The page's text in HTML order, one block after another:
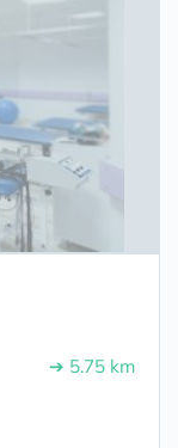
➔ 5.75 km